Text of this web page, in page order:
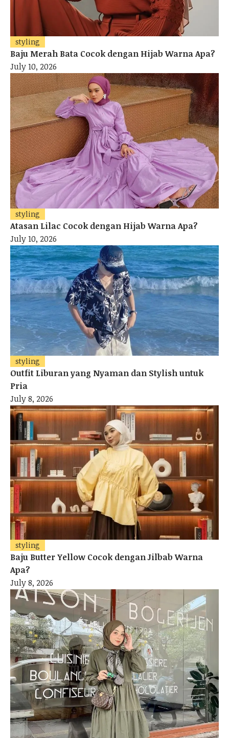
styling
Baju Merah Bata Cocok dengan Hijab Warna Apa?
July 10, 2026
styling
Atasan Lilac Cocok dengan Hijab Warna Apa?
July 10, 2026
styling
Outfit Liburan yang Nyaman dan Stylish untuk
Pria
July 8, 2026
styling
Baju Butter Yellow Cocok dengan Jilbab Warna
Apa?
July 8, 2026